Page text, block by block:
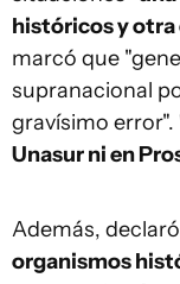
históricos y otra
marcó que
supranacional
gravísimo error".
Unasur ni en
Además,
organismos